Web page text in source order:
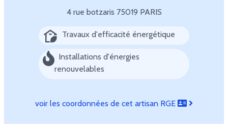
4 rue botzaris 75019 PARIS
Travaux d'efficacité énergétique
Installations d'énergies
renouvelables
voir les coordonnées de cet artisan RGE